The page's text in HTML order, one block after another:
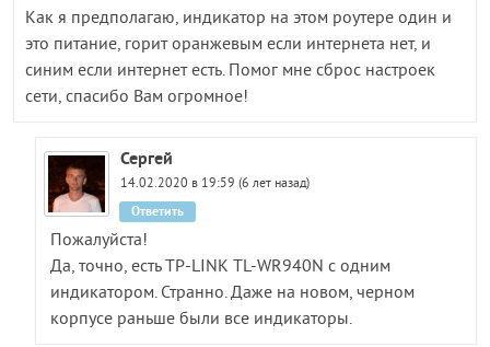
Как я предполагаю, индикатор на этом роутере один и
это питание, горит оранжевым если интернета нет, и
синим если интернет есть. Помог мне сброс настроек
сети, спасибо Вам огромное!
Сергей
14.02.2020 в 19:59 (6 лет назад)
Пожалуйста!
Да, точно, есть TP-LINK TL-WR940N с одним
индикатором. Странно. Даже на новом, черном
корпусе раньше были все индикаторы.
Ответить